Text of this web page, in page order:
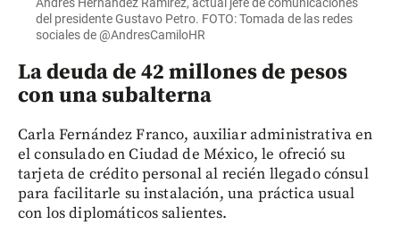
Andrés Hernández Ramírez, actual jefe de comunicaciones
del presidente Gustavo Petro. FOTO: Tomada de las redes
sociales de @AndresCamiloHR
La deuda de 42 millones de pesos
con una subalterna
Carla Fernández Franco, auxiliar administrativa en
el consulado en Ciudad de México, le ofreció su
tarjeta de crédito personal al recién llegado cónsul
para facilitarle su instalación, una práctica usual
con los diplomáticos salientes.